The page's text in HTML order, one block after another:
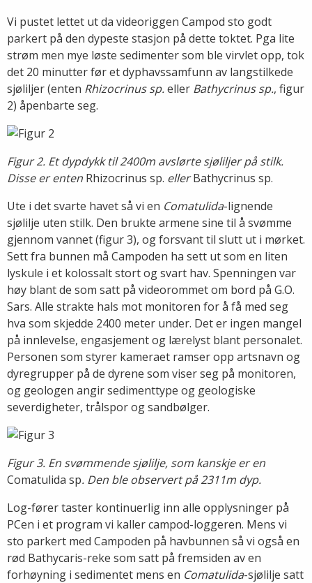
Vi pustet lettet ut da videoriggen Campod sto godt
parkert på den dypeste stasjon på dette toktet. Pga lite
strøm men mye løste sedimenter som ble virvlet opp, tok
det 20 minutter før et dyphavssamfunn av langstilkede
sjøliljer (enten Rhizocrinus sp.eller Bathycrinus sp., figur
2) åpenbarte seg.
Figur 2. Et dypdykk til 2400m avslørte sjøliljer på stilk.
Disse er enten Rhizocrinus sp. ellerBathycrinus sp.
Ute i det svarte havet så vi en Comatulida-lignende
sjølilje uten stilk. Den brukte armene sine til å svømme
gjennom vannet (figur 3), og forsvant til slutt ut i mørket.
Sett fra bunnen må Campoden ha sett ut som en liten
lyskule i et kolossalt stort og svart hav. Spenningen var
høy blant de som satt på videorommet om bord på G.O.
Sars. Alle strakte hals mot monitoren for å få med seg
hva som skjedde 2400 meter under. Det er ingen mangel
på innlevelse, engasjement og lærelyst blant personalet.
Personen som styrer kameraet ramser opp artsnavn og
dyregrupper på de dyrene som viser seg på monitoren,
og geologen angir sedimenttype og geologiske
severdigheter, trålspor og sandbølger.
Figur 3. En svømmende sjølilje, som kanskje er en
Comatulida sp. Den ble observert på 2311m dyp.
Log-fører taster kontinuerlig inn alle opplysninger på
PCen i et program vi kaller campod-loggeren. Mens vi
sto parkert med Campoden på havbunnen så vi også en
rød Bathycaris-reke som satt på fremsiden av en
forhøyning i sedimentet mens en Comatulida-sjølilje satt